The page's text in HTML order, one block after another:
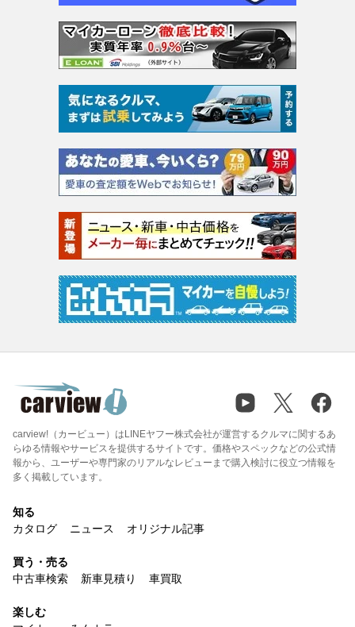
carview!（カービュー）はLINEヤフー株式会社が運営するクルマに関するあ
らゆる情報やサービスを提供するサイトです。価格やスペックなどの公式情
報から、ユーザーや専門家のリアルなレビューまで購入検討に役立つ情報を
多く掲載しています。
知る
カタログ
ニュース オリジナル記事
買う・売る
中古車検索
新車見積り 車買取
楽しむ